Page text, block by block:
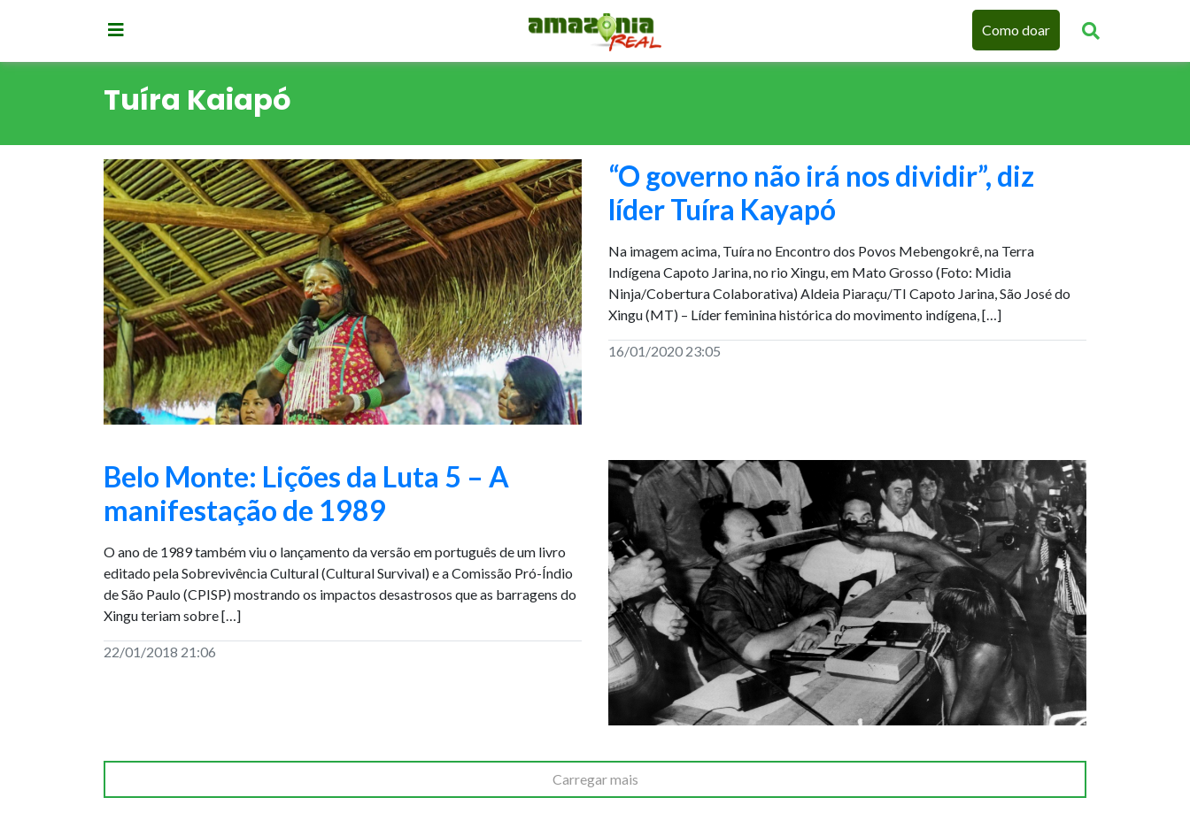
Como doar
Tuíra Kaiapó
“O governo não irá nos dividir”, diz
líder Tuíra Kayapó
Na imagem acima, Tuíra no Encontro dos Povos Mebengokrê, na Terra
Indígena Capoto Jarina, no rio Xingu, em Mato Grosso (Foto: Midia
Ninja/Cobertura Colaborativa) Aldeia Piaraçu/TI Capoto Jarina, São José do
Xingu (MT) – Líder feminina histórica do movimento indígena, […]
16/01/2020 23:05
Belo Monte: Lições da Luta 5 – A
manifestação de 1989
O ano de 1989 também viu o lançamento da versão em português de um livro
editado pela Sobrevivência Cultural (Cultural Survival) e a Comissão Pró-Índio
de São Paulo (CPISP) mostrando os impactos desastrosos que as barragens do
Xingu teriam sobre […]
22/01/2018 21:06
Carregar mais